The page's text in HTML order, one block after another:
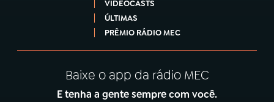
VIDEOCASTS
ÚLTIMAS
PRÊMIO RÁDIO MEC
Baixe o app da rádio MEC
E tenha a gente sempre com você.